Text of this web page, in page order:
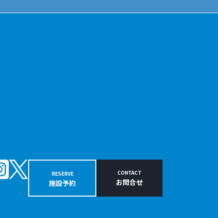
RESERVE
施設予約
CONTACT
お問合せ